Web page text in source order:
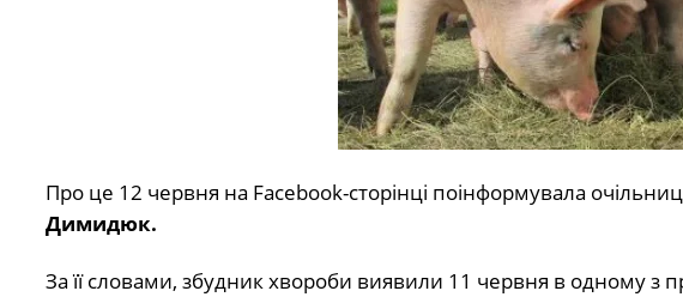
Про це 12 червня на Facebook-сторінці поінформувала
Димидюк.
За її словами, збудник хвороби виявили 11 червня в одному з